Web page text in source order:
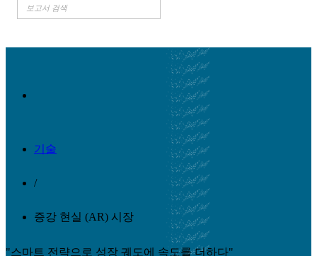
기술
/
증강 현실 (AR) 시장
"스마트 전략으로 성장 궤도에 속도를 더하다"